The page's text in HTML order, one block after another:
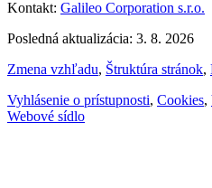
Kontakt: Galileo Corporation s.r.o.
Posledná aktualizácia: 3. 8. 2026
Zmena vzhľadu, Štruktúra stránok,
Vyhlásenie o prístupnosti, Cookies,
Webové sídlo